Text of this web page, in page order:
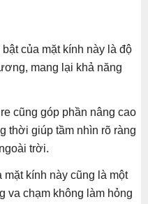
của mặt kính này là độ
mang lại khả năng
cũng góp phần nâng cao
thời giúp tầm nhìn rõ ràng
trời.
kính này cũng là một
va chạm không làm hỏng